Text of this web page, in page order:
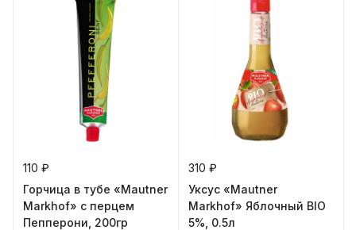
110 ₽
Горчица в тубе «Mautner
Markhof» с перцем
Пепперони, 200гр
310 ₽
Уксус «Mautner
Markhof» Яблочный BIO
5%, 0.5л